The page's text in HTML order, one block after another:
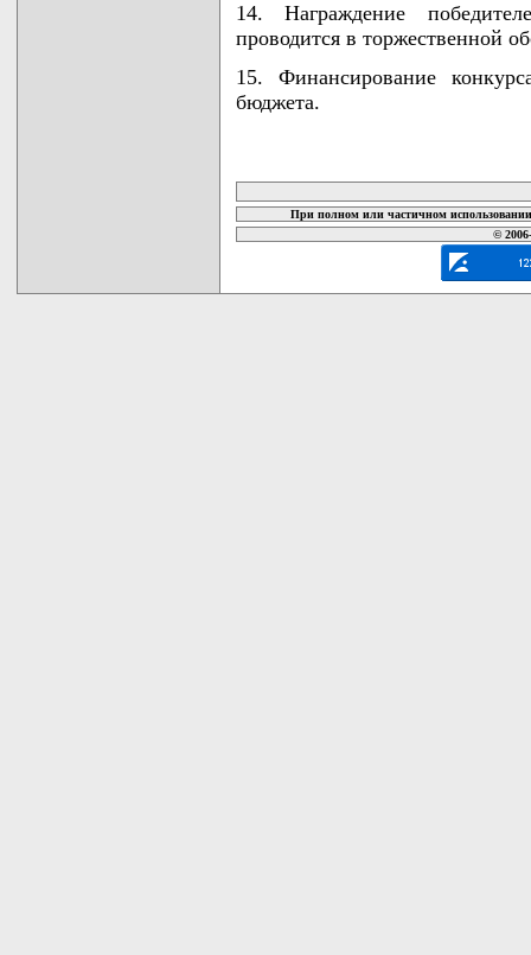
14. Награждение
проводится в торжественной
15. Финансирование
бюджета.
При полном или частичном
©